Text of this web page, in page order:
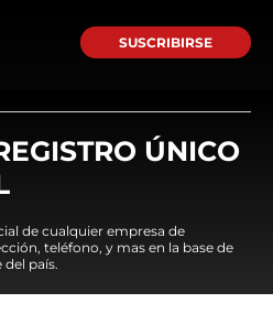
SUSCRIBIRSE
ÚNICO
de cualquier empresa de
teléfono, y mas en la base de
país.